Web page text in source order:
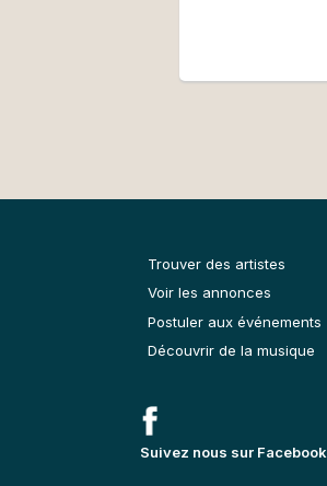
Trouver des artistes
Voir les annonces
Postuler aux événements
Découvrir de la musique
Suivez nous sur Facebook